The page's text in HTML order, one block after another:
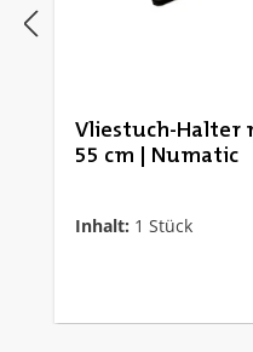
Vliestuch-Halter
55 cm | Numatic
Inhalt: 1 Stück